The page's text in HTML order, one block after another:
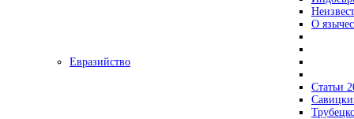
О
Евразийство
Статьи